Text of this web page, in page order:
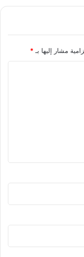
مشار إليها بـ *